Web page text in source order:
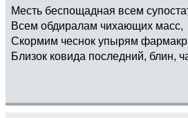
Месть беспощадная всем
Всем обдиралам чихающих масс,
Скормим чеснок упырям
Близок ковида последний, блин,